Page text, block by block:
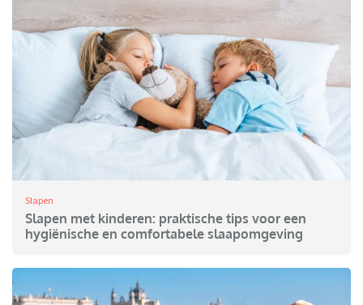
Slapen
Slapen met kinderen: praktische tips voor een
hygiënische en comfortabele slaapomgeving